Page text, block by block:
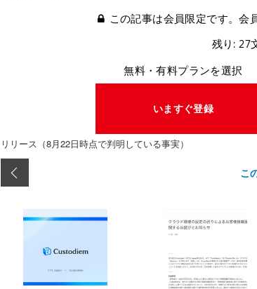
この記事は会員限定です。会
残り: 27
無料・有料プランを選択
いますぐ登録
リリース（8月22日時点で判明している事実）
こ